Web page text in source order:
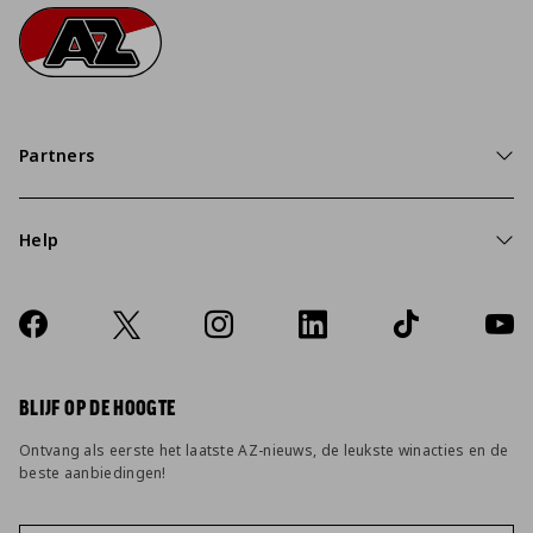
Footer
Ga naar onze homepage
Partners
Help
Contact
FAQ
Socials
https://www.facebook.com/AZAlkmaar
X Instagram LinkedIn TikTok
BLIJF OP DE HOOGTE
Ontvang als eerste het laatste AZ-nieuws, de leukste winacties en de
beste aanbiedingen!